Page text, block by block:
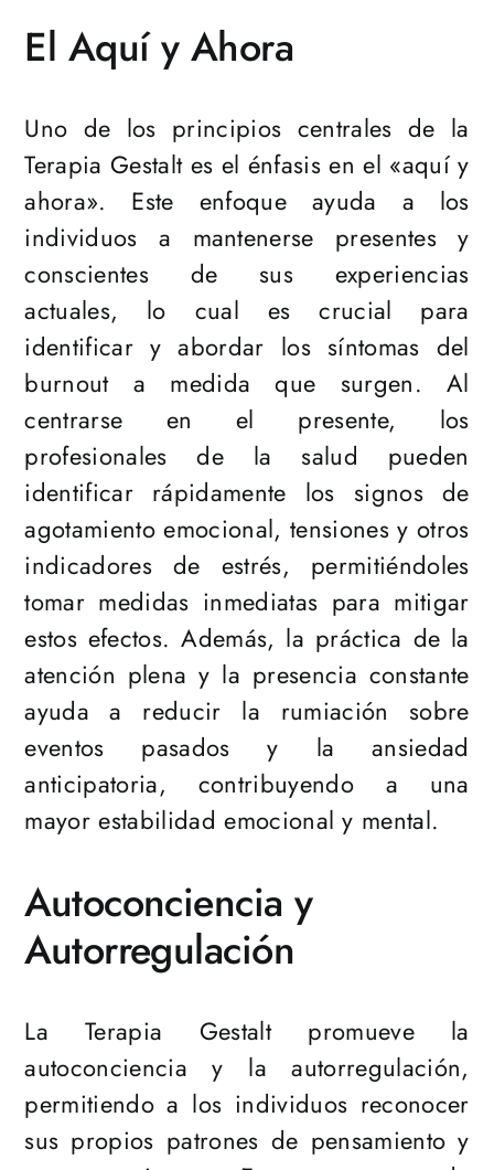
El Aquí y Ahora
Uno de los principios centrales de la
Terapia Gestalt es el énfasis en el «aquí y
ahora». Este enfoque ayuda a los
individuos a mantenerse presentes y
conscientes de sus experiencias
actuales, lo cual es crucial para
identificar y abordar los síntomas del
burnout a medida que surgen. Al
centrarse en el presente, los
profesionales de la salud pueden
identificar rápidamente los signos de
agotamiento emocional, tensiones y otros
indicadores de estrés, permitiéndoles
tomar medidas inmediatas para mitigar
estos efectos. Además, la práctica de la
atención plena y la presencia constante
ayuda a reducir la rumiación sobre
eventos pasados y la ansiedad
anticipatoria, contribuyendo a una
mayor estabilidad emocional y mental.
Autoconciencia y
Autorregulación
La Terapia Gestalt promueve la
autoconciencia y la autorregulación,
permitiendo a los individuos reconocer
sus propios patrones de pensamiento y